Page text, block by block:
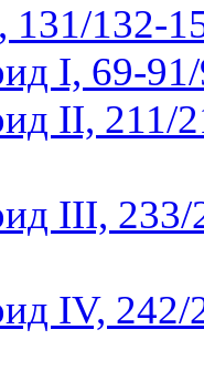
131/132-
I, 69-91/
II, 211/
III, 233/
IV, 242/